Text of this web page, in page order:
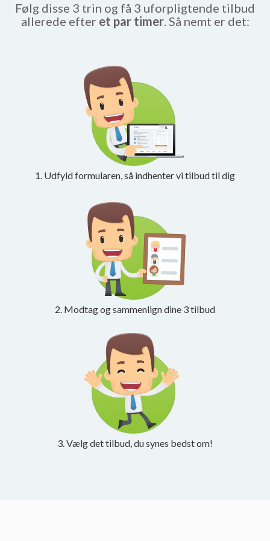
Følg disse 3 trin og få 3 uforpligtende tilbud
allerede efter et par timer. Så nemt er det:
1. Udfyld formularen, så indhenter vi tilbud til dig
2. Modtag og sammenlign dine 3 tilbud
3. Vælg det tilbud, du synes bedst om!